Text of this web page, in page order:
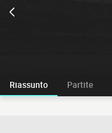
Riassunto Partite